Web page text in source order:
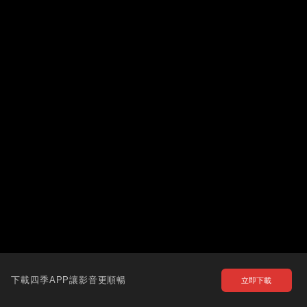
下載四季APP讓影音更順暢 立即下載